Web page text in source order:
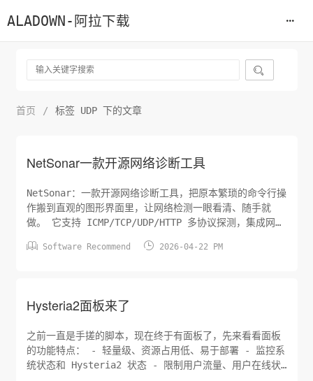
ALADOWN-阿拉下载

首页 / 标签 UDP 下的文章
NetSonar一款开源网络诊断工具
NetSonar：一款开源网络诊断工具，把原本繁琐的命令行操
作搬到直观的图形界面里，让网络检测一眼看清、随手就
做。 它支持 ICMP/TCP/UDP/HTTP 多协议探测，集成网络
直接呈现出来。 GitHub：
 Software Recommend  2026-04-22 PM
Hysteria2面板来了
之前一直是手搓的脚本，现在终于有面板了，先来看看面板
的功能特点： - 轻量级、资源占用低、易于部署 - 监控系
统状态和 Hysteria2 状态 - 限制用户流量、用户在线状